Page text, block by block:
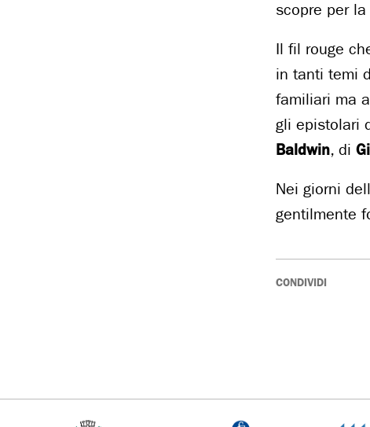
scopre per
Il fil rouge
in tanti temi
familiari ma
gli epistolari
Baldwin, di
Nei giorni
gentilmente
CONDIVIDI